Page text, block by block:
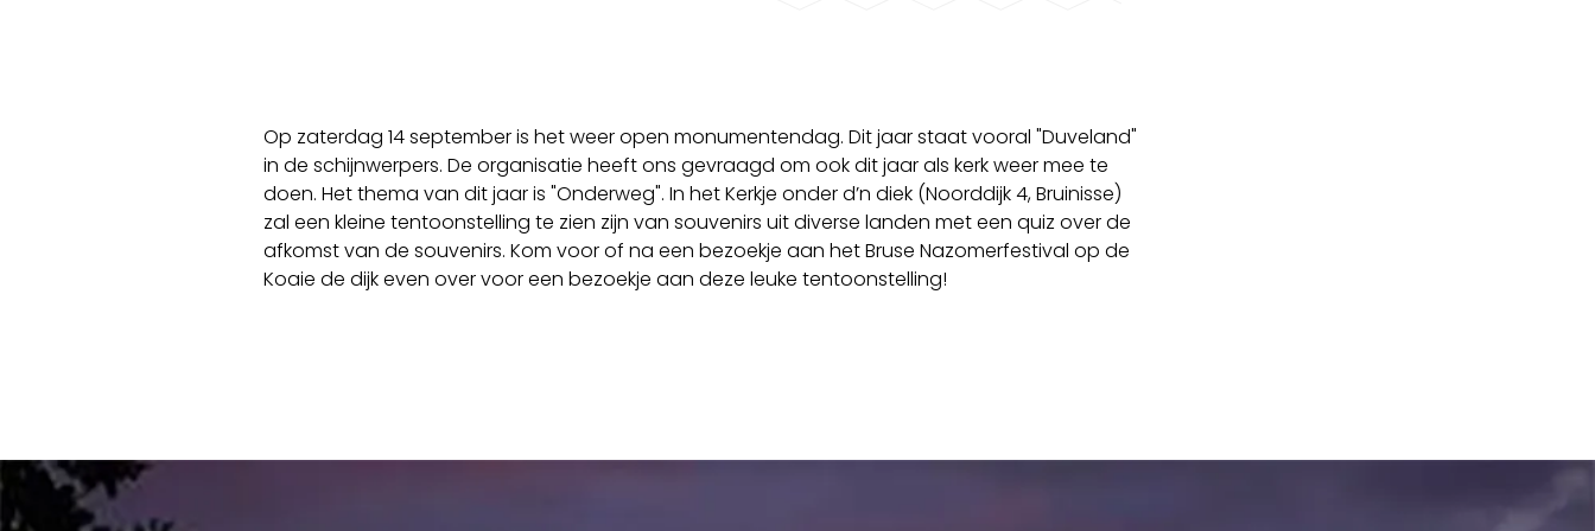
Op zaterdag 14 september is het weer open monumentendag. Dit jaar staat vooral "Duveland"
in de schijnwerpers. De organisatie heeft ons gevraagd om ook dit jaar als kerk weer mee te
doen. Het thema van dit jaar is "Onderweg". In het Kerkje onder d’n diek (Noorddijk 4, Bruinisse)
zal een kleine tentoonstelling te zien zijn van souvenirs uit diverse landen met een quiz over de
afkomst van de souvenirs. Kom voor of na een bezoekje aan het Bruse Nazomerfestival op de
Koaie de dijk even over voor een bezoekje aan deze leuke tentoonstelling!